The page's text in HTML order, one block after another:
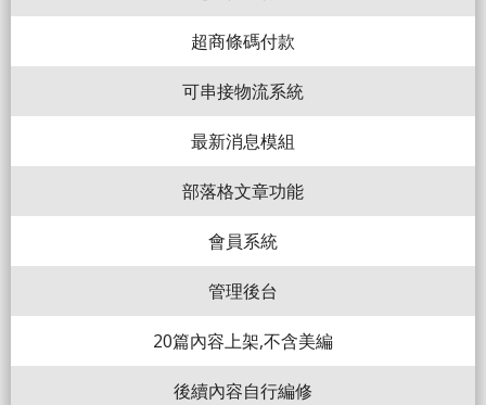
超商條碼付款
可串接物流系統
最新消息模組
部落格文章功能
會員系統
管理後台
20篇內容上架,不含美編
後續內容自行編修